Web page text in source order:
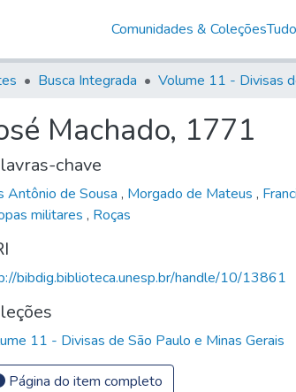
Comunidades & Coleções
Busca Integrada
Machado, 1771
chave
Antônio de Sousa , Morgado de Mateus ,
militares , Roças
bibdig.biblioteca.unesp.br/handle/10/13861
11 - Divisas de São Paulo e Minas Gerais
Página do item completo